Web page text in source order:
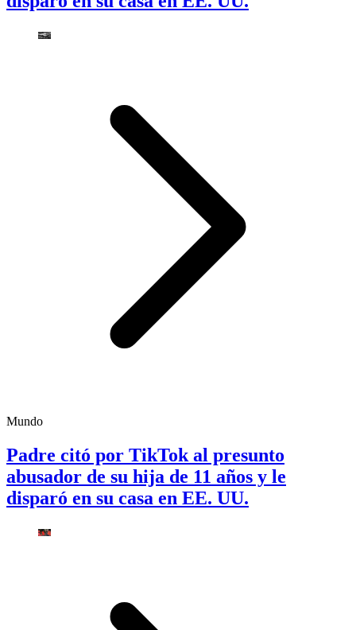
Mundo
Padre citó por TikTok al presunto
abusador de su hija de 11 años y le
disparó en su casa en EE. UU.